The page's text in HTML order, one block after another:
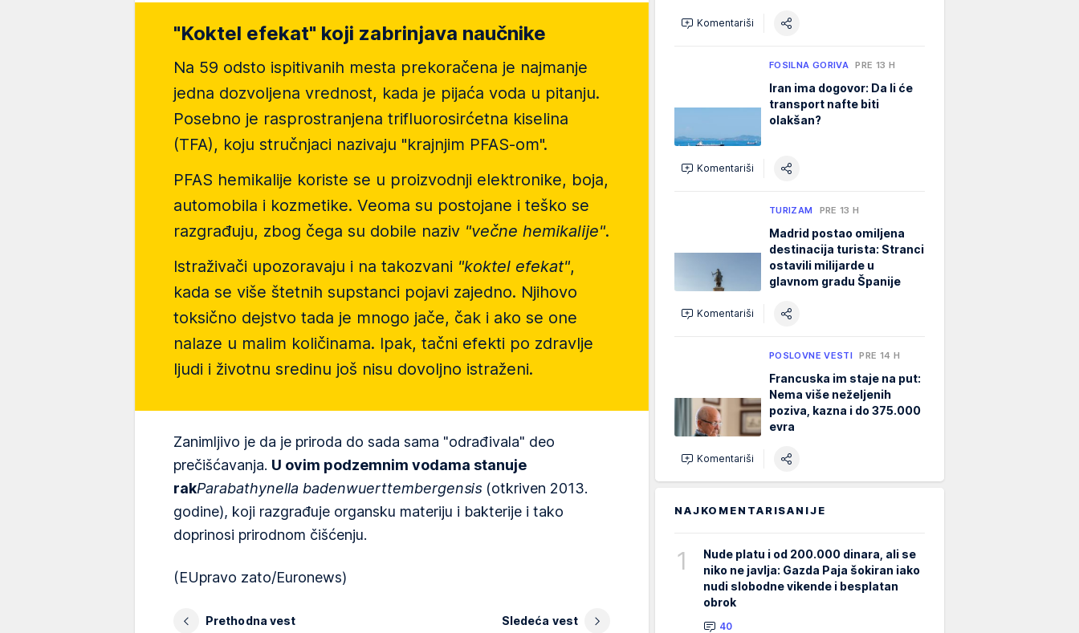
"Koktel efekat" koji zabrinjava naučnike
Na 59 odsto ispitivanih mesta prekoračena je najmanje
jedna dozvoljena vrednost, kada je pijaća voda u pitanju.
Posebno je rasprostranjena trifluorosirćetna kiselina
(TFA), koju stručnjaci nazivaju "krajnjim PFAS-om".
PFAS hemikalije koriste se u proizvodnji elektronike, boja,
automobila i kozmetike. Veoma su postojane i teško se
razgrađuju, zbog čega su dobile naziv "večne hemikalije".
Istraživači upozoravaju i na takozvani "koktel efekat",
kada se više štetnih supstanci pojavi zajedno. Njihovo
toksično dejstvo tada je mnogo jače, čak i ako se one
nalaze u malim količinama. Ipak, tačni efekti po zdravlje
ljudi i životnu sredinu još nisu dovoljno istraženi.
Zanimljivo je da je priroda do sada sama "odrađivala" deo
prečišćavanja. U ovim podzemnim vodama stanuje
rakParabathynella badenwuerttembergensis (otkriven 2013.
godine), koji razgrađuje organsku materiju i bakterije i tako
doprinosi prirodnom čišćenju.
(EUpravo zato/Euronews)
Prethodna vest Sledeća vest
Komentariši
FOSILNA GORIVA PRE 13 H
Iran ima dogovor: Da li će
transport nafte biti
olakšan?
Komentariši
TURIZAM PRE 13 H
Madrid postao omiljena
destinacija turista: Stranci
ostavili milijarde u
glavnom gradu Španije
Komentariši
POSLOVNE VESTI PRE 14 H
Francuska im staje na put:
Nema više neželjenih
poziva, kazna i do 375.000
evra
Komentariši
NAJKOMENTARISANIJE
1
Nude platu i od 200.000 dinara, ali se
niko ne javlja: Gazda Paja šokiran iako
nudi slobodne vikende i besplatan
obrok
40